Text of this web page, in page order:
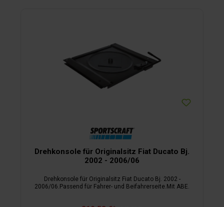
Drehkonsole für Originalsitz Fiat Ducato Bj.
2002 - 2006/06
Drehkonsole für Originalsitz Fiat Ducato Bj. 2002 -
2006/06.Passend für Fahrer- und Beifahrerseite.Mit ABE.